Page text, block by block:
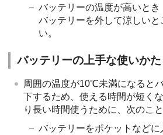
バッテリーの温度が高いとき
バッテリーを外して涼しいと
い。
バッテリーの上手な使いかた
周囲の温度が10℃未満になると
下するため、使える時間が短く
り長い時間使うために、次のこ
バッテリーをポケットなど